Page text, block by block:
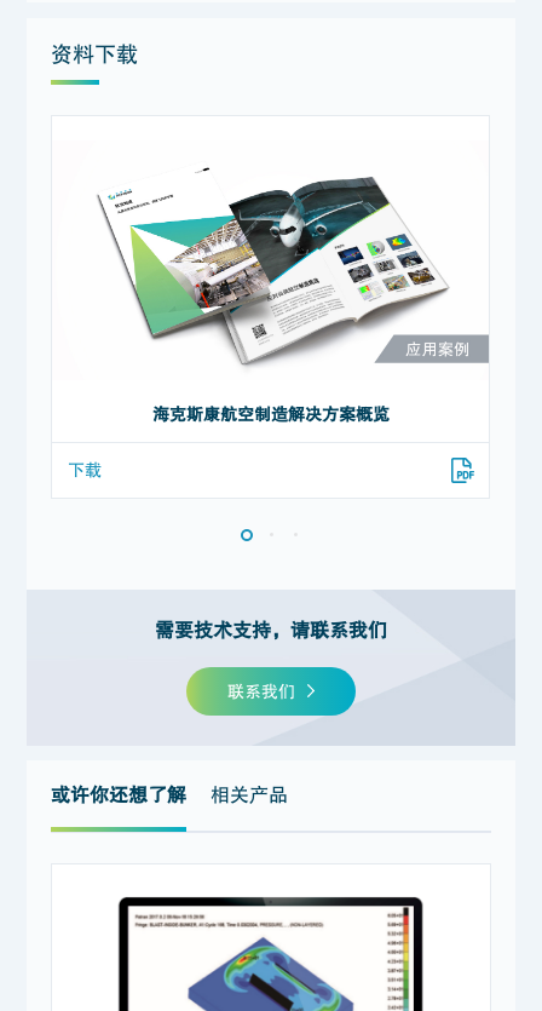
资料下载
海克斯康航空制造解决方案概览
下载
需要技术支持，请联系我们
联系我们
或许你还想了解 相关产品